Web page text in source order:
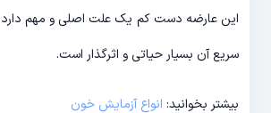
این عارضه دست کم یک علت اصلی و مهم
سریع آن بسیار حیاتی و اثرگذار است.
بیشتر بخوانید: انواع آزمایش خون